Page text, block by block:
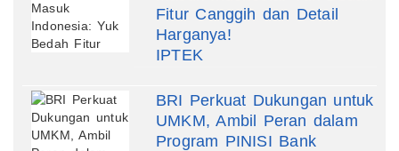
Fitur Canggih dan Detail
Harganya!
IPTEK
BRI Perkuat Dukungan untuk
UMKM, Ambil Peran dalam
Program PINISI Bank